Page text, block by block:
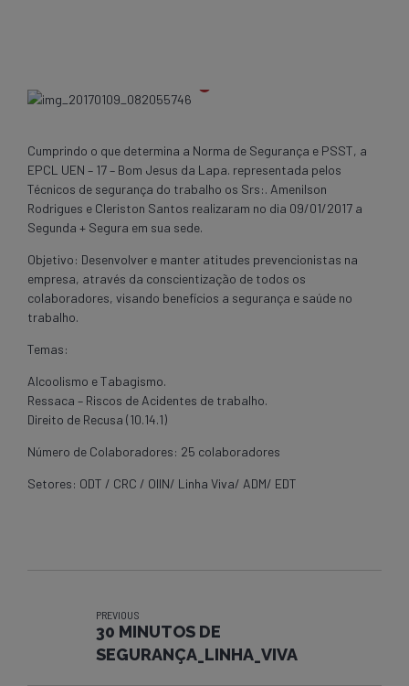
Cumprindo o que determina a Norma de Segurança e PSST, a
EPCL UEN – 17 – Bom Jesus da Lapa. representada pelos
Técnicos de segurança do trabalho os Srs:. Amenilson
Rodrigues e Cleriston Santos realizaram no dia 09/01/2017 a
Segunda + Segura em sua sede.
Objetivo: Desenvolver e manter atitudes prevencionistas na
empresa, através da conscientização de todos os
colaboradores, visando benefícios a segurança e saúde no
trabalho.
Temas:
Alcoolismo e Tabagismo.
Ressaca – Riscos de Acidentes de trabalho.
Direito de Recusa (10.14.1)
Número de Colaboradores: 25 colaboradores
Setores: ODT / CRC / OIIN/ Linha Viva/ ADM/ EDT
PREVIOUS
30 MINUTOS DE
SEGURANÇA_LINHA_VIVA